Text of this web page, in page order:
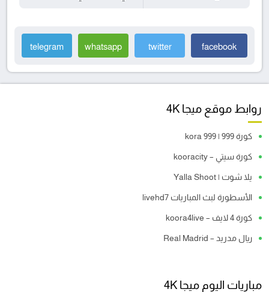
facebook
twitter
whatsapp
telegram
روابط موقع ميجا 4K
كورة 999 | kora 999
كورة سيتي – kooracity
يلا شوت | Yalla Shoot
الأسطورة لبث المباريات livehd7
كورة 4 لايف – koora4live
ريال مدريد – Real Madrid
مباريات اليوم ميجا 4K